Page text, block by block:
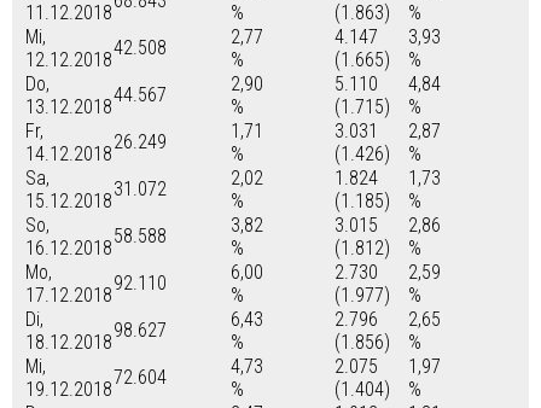
11.12.2018
%
(1.863)
%
Mi,
12.12.2018
42.508
2,77
%
4.147
(1.665)
3,93
%
Do,
13.12.2018
44.567
2,90
%
5.110
(1.715)
4,84
%
Fr,
14.12.2018
26.249
1,71
%
3.031
(1.426)
2,87
%
Sa,
15.12.2018
31.072
2,02
%
1.824
(1.185)
1,73
%
So,
16.12.2018
58.588
3,82
%
3.015
(1.812)
2,86
%
Mo,
17.12.2018
92.110
6,00
%
2.730
(1.977)
2,59
%
Di,
18.12.2018
98.627
6,43
%
2.796
(1.856)
2,65
%
Mi,
19.12.2018
72.604
4,73
%
2.075
(1.404)
1,97
%